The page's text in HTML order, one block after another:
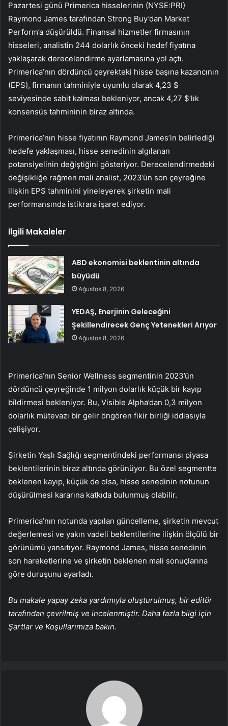
Pazartesi günü Primerica hisselerinin (NYSE:PRI)
Raymond James tarafından Strong Buy’dan Market
Perform’a düşürüldü. Finansal hizmetler firmasının
hisseleri, analistin 244 dolarlık önceki hedef fiyatına
yaklaşarak derecelendirme ayarlamasına yol açtı.
Primerica’nın dördüncü çeyrekteki hisse başına kazancının
(EPS), firmanın tahminiyle uyumlu olarak 4,23 $
seviyesinde sabit kalması bekleniyor, ancak 4,27 $’lık
konsensüs tahmininin biraz altında.
Primerica’nın hisse fiyatının Raymond James’in belirlediği
hedefe yaklaşması, hisse senedinin algılanan
potansiyelinin değiştiğini gösteriyor. Derecelendirmedeki
değişikliğe rağmen mali analist, 2023’ün son çeyreğine
ilişkin EPS tahminini yineleyerek şirketin mali
performansında istikrara işaret ediyor.
İlgili Makaleler
ABD ekonomisi beklentinin altında
büyüdü
Ağustos 8, 2026
YEDAŞ, Enerjinin Geleceğini
Şekillendirecek Genç Yetenekleri Arıyor
Ağustos 8, 2026
Primerica’nın Senior Wellness segmentinin 2023’ün
dördüncü çeyreğinde 1 milyon dolarlık küçük bir kayıp
bildirmesi bekleniyor. Bu, Visible Alpha’dan 0,3 milyon
dolarlık mütevazı bir gelir öngören fikir birliği iddiasıyla
çelişiyor.
Şirketin Yaşlı Sağlığı segmentindeki performansı piyasa
beklentilerinin biraz altında görünüyor. Bu özel segmentte
beklenen kayıp, küçük de olsa, hisse senedinin notunun
düşürülmesi kararına katkıda bulunmuş olabilir.
Primerica’nın notunda yapılan güncelleme, şirketin mevcut
değerlemesi ve yakın vadeli beklentilerine ilişkin ölçülü bir
görünümü yansıtıyor. Raymond James, hisse senedinin
son hareketlerine ve şirketin beklenen mali sonuçlarına
göre duruşunu ayarladı.
Bu makale yapay zeka yardımıyla oluşturulmuş, bir editör
tarafından çevrilmiş ve incelenmiştir. Daha fazla bilgi için
Şartlar ve Koşullarımıza bakın.